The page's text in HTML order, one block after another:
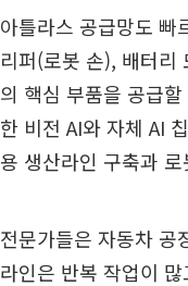
아틀라스 공급망도 빠
리퍼(로봇 손), 배터리
의 핵심 부품을 공급
한 비전 AI와 자체 AI
용 생산라인 구축과
전문가들은 자동차 공
라인은 반복 작업이